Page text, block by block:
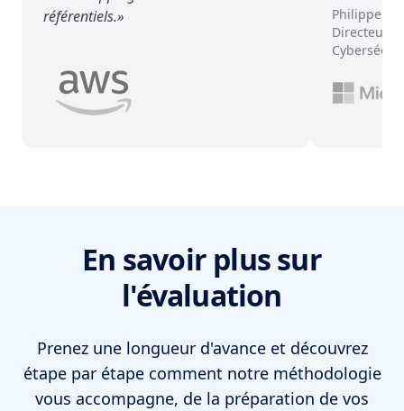
référentiels.
Philippe
Directeur
En savoir plus sur
l'évaluation
Prenez une longueur d'avance et découvrez
étape par étape comment notre méthodologie
vous accompagne, de la préparation de vos